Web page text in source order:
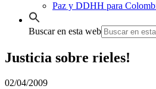
Paz y DDHH para
Buscar en esta web
Justicia sobre rieles!
02/04/2009